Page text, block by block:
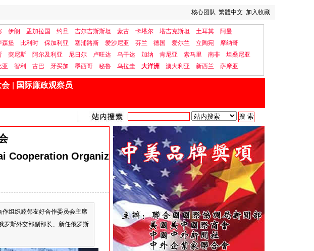
核心团队 繁體中文 加入收藏
伊朗 孟加拉国 约旦 吉尔吉斯斯坦 蒙古 卡塔尔 塔吉克斯坦 土耳其
阿曼
森堡 比利时 保加利亚 塞浦路斯 爱沙尼亚 芬兰 德国 爱尔兰 立陶宛
摩纳哥
突尼斯 阿尔及利亚 尼日尔 卢旺达 乌干达 加纳 肯尼亚 索马里 南非
坦桑尼亚
亚 智利 古巴 牙买加 墨西哥 秘鲁 乌拉圭 大洋洲 澳大利亚 新西兰 萨摩亚
会 国际廉政观察员
Cooperation Organiz
组织睦邻友好合作委员会主席
罗斯外交部副部长、新任俄罗斯